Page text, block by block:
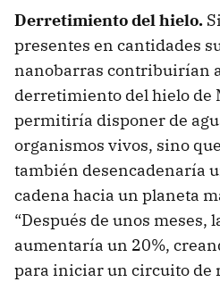
Derretimiento del hielo.
presentes en cantidades
nanobarras contribuirían
derretimiento del hielo de
permitiría disponer de
organismos vivos, sino
también desencadenaría
cadena hacia un planeta
“Después de unos meses,
aumentaría un 20%,
para iniciar un circuito de